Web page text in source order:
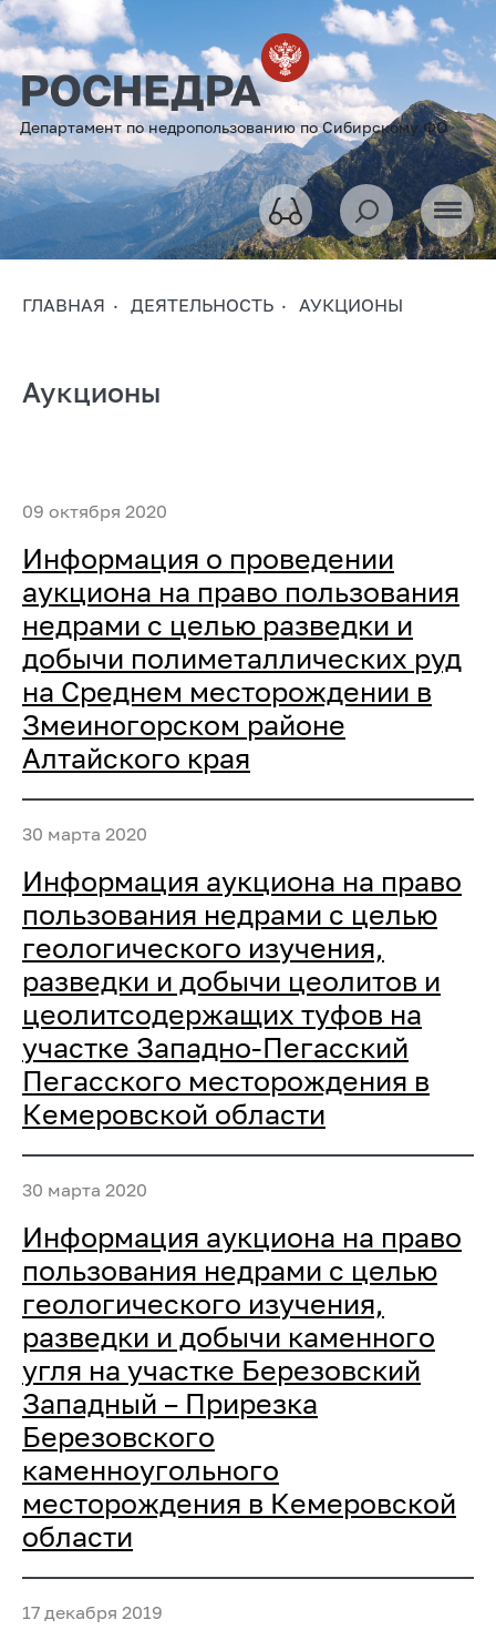
Департамент по недропользованию по Сибирскому ФО
ГЛАВНАЯ ДЕЯТЕЛЬНОСТЬ АУКЦИОНЫ
Аукционы
09 октября 2020
Информация о проведении
аукциона на право пользования
недрами с целью разведки и
добычи полиметаллических руд
на Среднем месторождении в
Змеиногорском районе
Алтайского края
30 марта 2020
Информация аукциона на право
пользования недрами с целью
геологического изучения,
разведки и добычи цеолитов и
цеолитсодержащих туфов на
участке Западно-Пегасский
Пегасского месторождения в
Кемеровской области
30 марта 2020
Информация аукциона на право
пользования недрами с целью
геологического изучения,
разведки и добычи каменного
угля на участке Березовский
Западный – Прирезка
Березовского
каменноугольного
месторождения в Кемеровской
области
17 декабря 2019